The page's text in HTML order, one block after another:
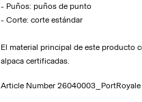
- Puños: puños de punto
- Corte: corte estándar
El material principal de este producto
alpaca certificadas.
Article Number 26040003_PortRoyale